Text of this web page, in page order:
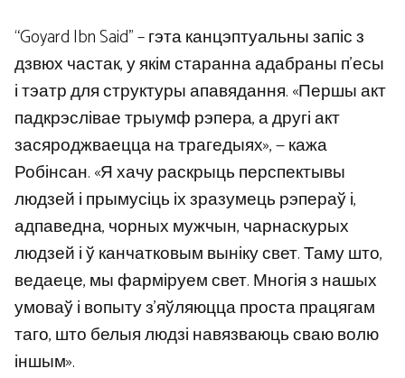
“Goyard Ibn Said” – гэта канцэптуальны запіс з
дзвюх частак, у якім старанна адабраны п’есы
і тэатр для структуры апавядання. «Першы акт
падкрэслівае трыумф рэпера, а другі акт
засяроджваецца на трагедыях», — кажа
Робінсан. «Я хачу раскрыць перспектывы
людзей і прымусіць іх зразумець рэпераў і,
адпаведна, чорных мужчын, чарнаскурых
людзей і ў канчатковым выніку свет. Таму што,
ведаеце, мы фарміруем свет. Многія з нашых
умоваў і вопыту з’яўляюцца проста працягам
таго, што белыя людзі навязваюць сваю волю
іншым».